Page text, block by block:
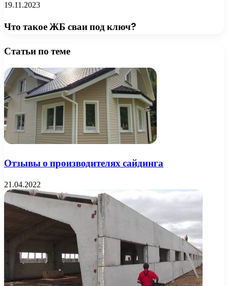
19.11.2023
Что такое ЖБ сваи под ключ?
Статьи по теме
Отзывы о производителях сайдинга
21.04.2022